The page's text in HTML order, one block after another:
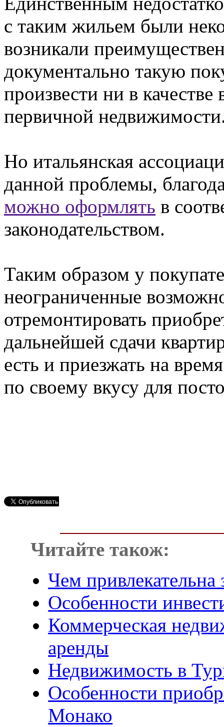
с таким жильем были
возникали
документально такую
произвести ни в
первичной
Но итальянская
данной проблемы,
можно оформлять в
законодательством.
Таким образом у
неограниченные
отремонтировать
дальнейшей сдачи
есть и приезжать на
по своему вкусу для
Читайте також:
Чем
Особенности
Коммерческая
аренды
Недвижимость в
Особенности
Монако